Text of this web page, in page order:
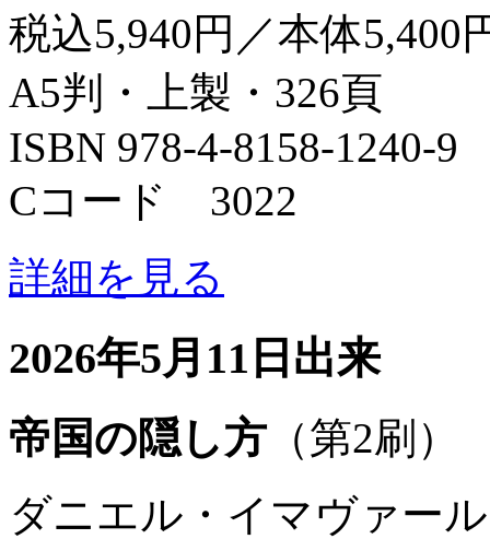
税込5,940円／本体5,400
A5判・上製・326頁
ISBN 978-4-8158-1240-9
Cコード 3022
詳細を見る
2026年5月11日出来
帝国の隠し方 （第2刷）
ダニエル・イマヴァー